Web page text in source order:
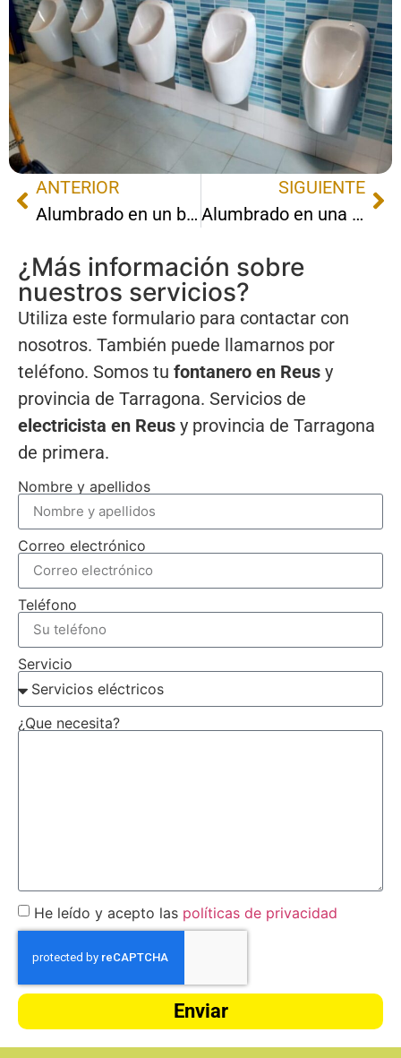
ANTERIOR
Alumbrado en un baño
SIGUIENTE
Alumbrado en una cocina
¿Más información sobre
nuestros servicios?
Utiliza este formulario para contactar con
nosotros. También puede llamarnos por
teléfono. Somos tu fontanero en Reus y
provincia de Tarragona. Servicios de
electricista en Reus y provincia de Tarragona
de primera.
Nombre y apellidos
Correo electrónico
Teléfono
Servicio
¿Que necesita?
He leído y acepto las políticas de privacidad
Enviar